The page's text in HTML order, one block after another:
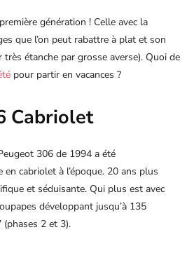
génération ! Celle avec la
que l’on peut rabattre à plat et son
étanche par grosse averse). Quoi de
pour partir en vacances ?
Cabriolet
306 de 1994 a été
cabriolet à l’époque. 20 ans plus
et séduisante. Qui plus est avec
développant jusqu’à 135
2 et 3).